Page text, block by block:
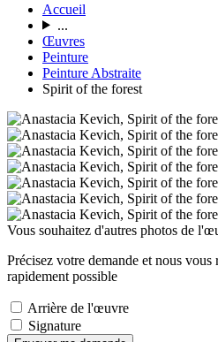
Accueil
...
Œuvres
Peinture
Peinture Abstraite
Spirit of the forest
Vous souhaitez d'autres photos de
Précisez votre demande et nous vous
rapidement possible
Arrière de l'œuvre
Signature